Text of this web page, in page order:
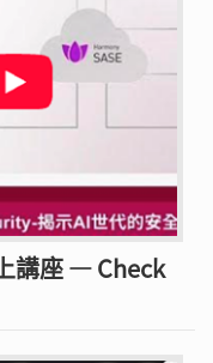
講座 — Check